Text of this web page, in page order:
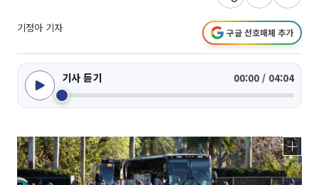
기정아 기자 구글 선호매체 추가
기사 듣기 00:00 / 04:04